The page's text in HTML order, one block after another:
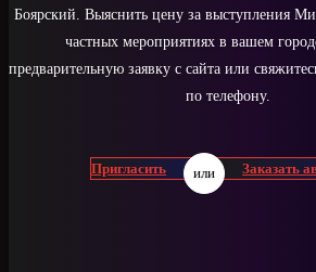
Боярский. Выяснить цену за выступления
частных мероприятиях в вашем
предварительную заявку с сайта или
по телефону.
Пригласить или Заказать